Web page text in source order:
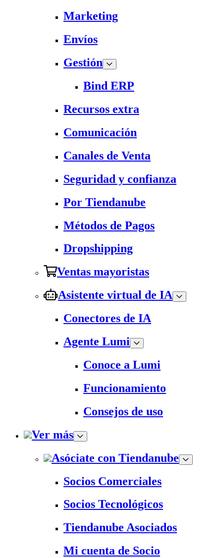
Marketing
Envíos
Gestión
Bind ERP
Recursos extra
Comunicación
Canales de Venta
Seguridad y confianza
Por Tiendanube
Métodos de Pagos
Dropshipping
Ventas mayoristas
Asistente virtual de IA
Conectores de IA
Agente Lumi
Conoce a Lumi
Funcionamiento
Consejos de uso
Ver más
Asóciate con Tiendanube
Socios Comerciales
Socios Tecnológicos
Tiendanube Asociados
Mi cuenta de Socio